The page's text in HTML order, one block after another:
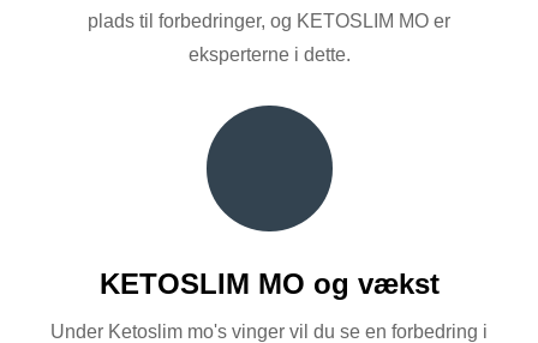
plads til forbedringer, og KETOSLIM MO er
eksperterne i dette.
KETOSLIM MO og vækst
Under Ketoslim mo's vinger vil du se en forbedring i